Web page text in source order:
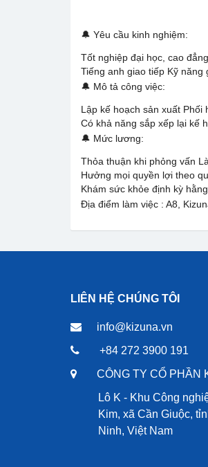
🔔 Yêu cầu kinh nghiệm:
Tốt nghiệp đại học, cao
Tiếng anh giao tiếp Kỹ
🔔 Mô tả công việc:
Lập kế hoạch sản xuất
Có khả năng sắp xếp lại kế
🔔 Mức lương:
Thỏa thuận khi phỏng vấn
Hưởng mọi quyền lợi theo
Khám sức khỏe định kỳ
Địa điểm làm việc : A8,
LIÊN HỆ CHÚNG TÔI
info@kizuna.vn
+84 272 3900 191
CÔNG TY CỔ PHẦN
Lô K - Khu Công
Kim, xã Cần Giuộc,
Ninh, Việt Nam